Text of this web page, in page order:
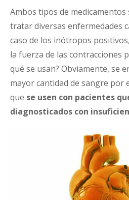
Ambos tipos de
tratar diversas enfermedades
caso de los inótropos
la fuerza de las contracciones
qué se usan? Obviamente, se
mayor cantidad de sangre por
que se usen con pacientes
diagnosticados con